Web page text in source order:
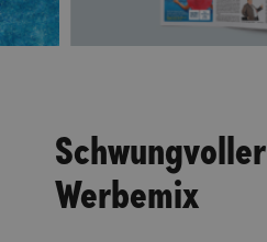
Schwungvoller
Werbemix